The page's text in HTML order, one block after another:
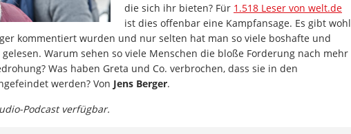
die sich ihr bieten? Für 1.518 Leser von welt.de
ist dies offenbar eine Kampfansage. Es gibt wohl
kommentiert wurden und nur selten hat man so viele boshafte und
Warum sehen so viele Menschen die bloße Forderung nach mehr
Was haben Greta und Co. verbrochen, dass sie in den
werden? Von Jens Berger.
Podcast verfügbar.